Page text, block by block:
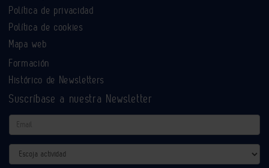
Política de privacidad
Política de cookies
Mapa web
Formación
Histórico de Newsletters
Suscríbase a nuestra Newsletter
Email
Actividad